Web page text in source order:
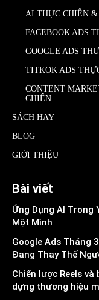
AI THỰC CHIẾN
FACEBOOK ADS
GOOGLE ADS
TITKOK ADS
CONTENT
CHIẾN
SÁCH HAY
BLOG
GIỚI THIỆU
Bài viết
Ứng Dụng AI Trong
Một Mình
Google Ads Tháng
Đang Thay Thế
Chiến lược Reels
dựng thương hiệu